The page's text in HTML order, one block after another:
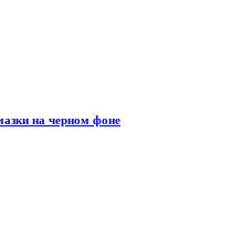
на черном фоне